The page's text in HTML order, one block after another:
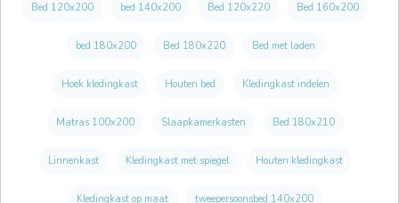
Bed 120x200 bed 140x200 Bed 120x220 Bed 160x200
bed 180x200 Bed 180x220 Bed met laden
Hoek kledingkast Houten bed Kledingkast indelen
Matras 100x200 Slaapkamerkasten Bed 180x210
Linnenkast Kledingkast met spiegel Houten kledingkast
Kledingkast op maat tweepersoonsbed 140x200